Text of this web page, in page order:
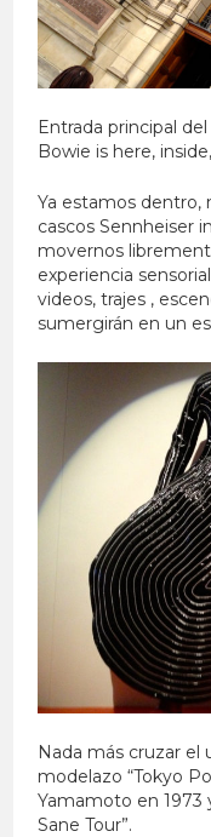
Entrada principal
Bowie is here,
Ya estamos dentro,
cascos Sennheiser
movernos
experiencia
videos, trajes ,
sumergirán en un
Nada más cruzar el
modelazo “Tokyo
Yamamoto en 1973
Sane Tour”.